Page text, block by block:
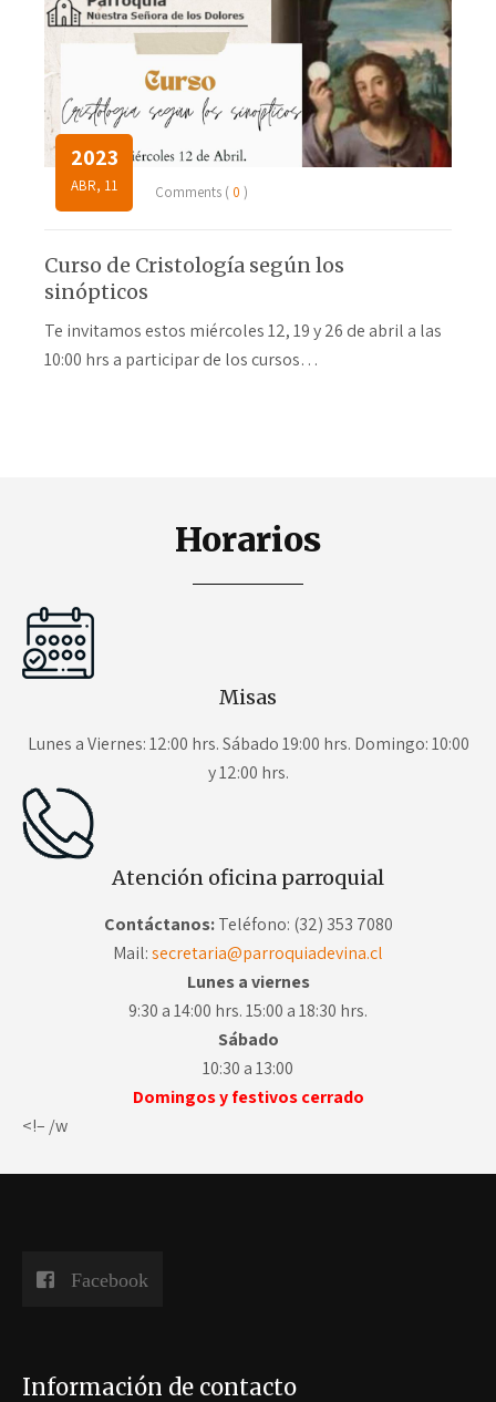
2023
ABR, 11 Comments ( 0 )
Curso de Cristología según los
sinópticos
Te invitamos estos miércoles 12, 19 y 26 de abril a las
10:00 hrs a participar de los cursos…
Horarios
Misas
Lunes a Viernes: 12:00 hrs. Sábado 19:00 hrs. Domingo: 10:00
y 12:00 hrs.
Atención oficina parroquial
Contáctanos:Teléfono: (32) 353 7080
Mail:secretaria@parroquiadevina.cl
Lunes a viernes
9:30 a 14:00 hrs. 15:00 a 18:30 hrs.
Sábado
10:30 a 13:00
Domingos y festivos cerrado
<!– /w
Facebook
Información de contacto